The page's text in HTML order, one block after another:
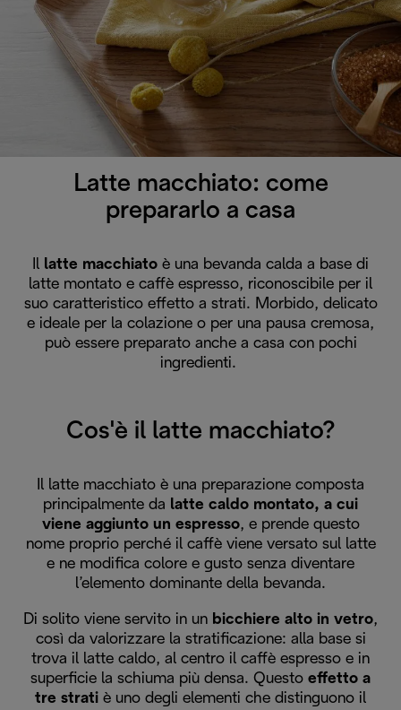
Latte macchiato: come
prepararlo a casa
Il latte macchiato è una bevanda calda a base di
latte montato e caffè espresso, riconoscibile per il
suo caratteristico effetto a strati. Morbido, delicato
e ideale per la colazione o per una pausa cremosa,
può essere preparato anche a casa con pochi
ingredienti.
Cos'è il latte macchiato?
Il latte macchiato è una preparazione composta
principalmente da latte caldo montato, a cui
viene aggiunto un espresso, e prende questo
nome proprio perché il caffè viene versato sul latte
e ne modifica colore e gusto senza diventare
l’elemento dominante della bevanda.
Di solito viene servito in un bicchiere alto in vetro,
così da valorizzare la stratificazione: alla base si
trova il latte caldo, al centro il caffè espresso e in
superficie la schiuma più densa. Questo effetto a
tre strati è uno degli elementi che distinguono il